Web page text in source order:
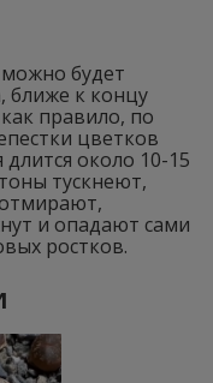
будет
ближе к концу
правило, по
цветков
около 10-15
тускнеют,
и опадают сами
ростков.